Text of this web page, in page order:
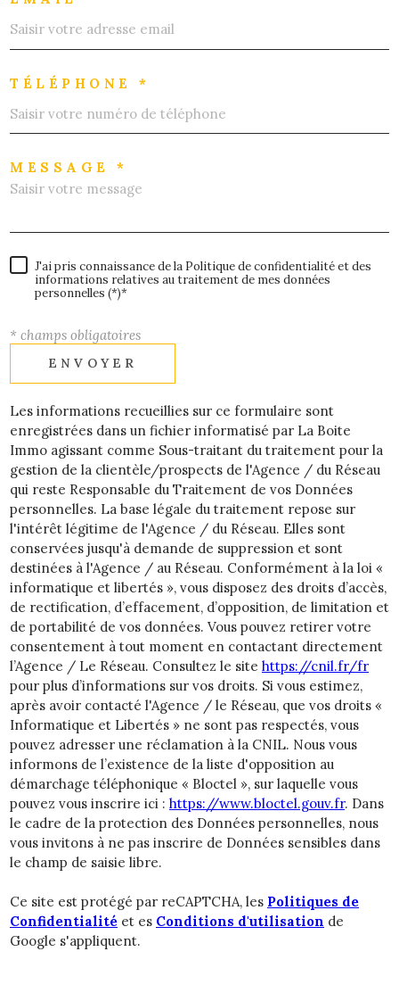
TÉLÉPHONE *
MESSAGE *
J'ai pris connaissance de la Politique de confidentialité et des
informations relatives au traitement de mes données
personnelles (*)*
* champs obligatoires
ENVOYER
Les informations recueillies sur ce formulaire sont
enregistrées dans un fichier informatisé par La Boite
Immo agissant comme Sous-traitant du traitement pour la
gestion de la clientèle/prospects de l'Agence / du Réseau
qui reste Responsable du Traitement de vos Données
personnelles. La base légale du traitement repose sur
l'intérêt légitime de l'Agence / du Réseau. Elles sont
conservées jusqu'à demande de suppression et sont
destinées à l'Agence / au Réseau. Conformément à la loi «
informatique et libertés », vous disposez des droits d’accès,
de rectification, d’effacement, d’opposition, de limitation et
de portabilité de vos données. Vous pouvez retirer votre
consentement à tout moment en contactant directement
l’Agence / Le Réseau. Consultez le site https://cnil.fr/fr
pour plus d’informations sur vos droits. Si vous estimez,
après avoir contacté l'Agence / le Réseau, que vos droits «
Informatique et Libertés » ne sont pas respectés, vous
pouvez adresser une réclamation à la CNIL. Nous vous
informons de l’existence de la liste d'opposition au
démarchage téléphonique « Bloctel », sur laquelle vous
pouvez vous inscrire ici : https://www.bloctel.gouv.fr. Dans
le cadre de la protection des Données personnelles, nous
vous invitons à ne pas inscrire de Données sensibles dans
le champ de saisie libre.
Ce site est protégé par reCAPTCHA, les Politiques de
Confidentialité et es Conditions d'utilisation de
Google s'appliquent.